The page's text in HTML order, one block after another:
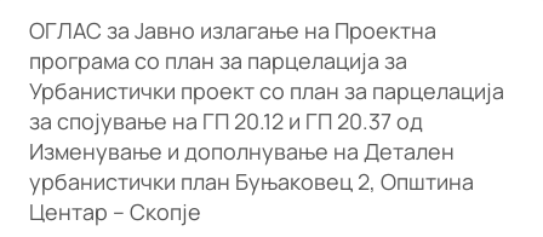
ОГЛАС за Јавно излагање на Проектна
програма со план за парцелација за
Урбанистички проект со план за парцелација
за спојување на ГП 20.12 и ГП 20.37 од
Изменување и дополнување на Детален
урбанистички план Буњаковец 2, Општина
Центар – Скопје